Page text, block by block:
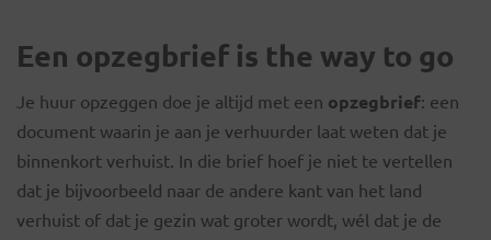
Een opzegbrief is the way to go
Je huur opzeggen doe je altijd met een opzegbrief: een
document waarin je aan je verhuurder laat weten dat je
binnenkort verhuist. In die brief hoef je niet te vertellen
dat je bijvoorbeeld naar de andere kant van het land
verhuist of dat je gezin wat groter wordt, wél dat je de